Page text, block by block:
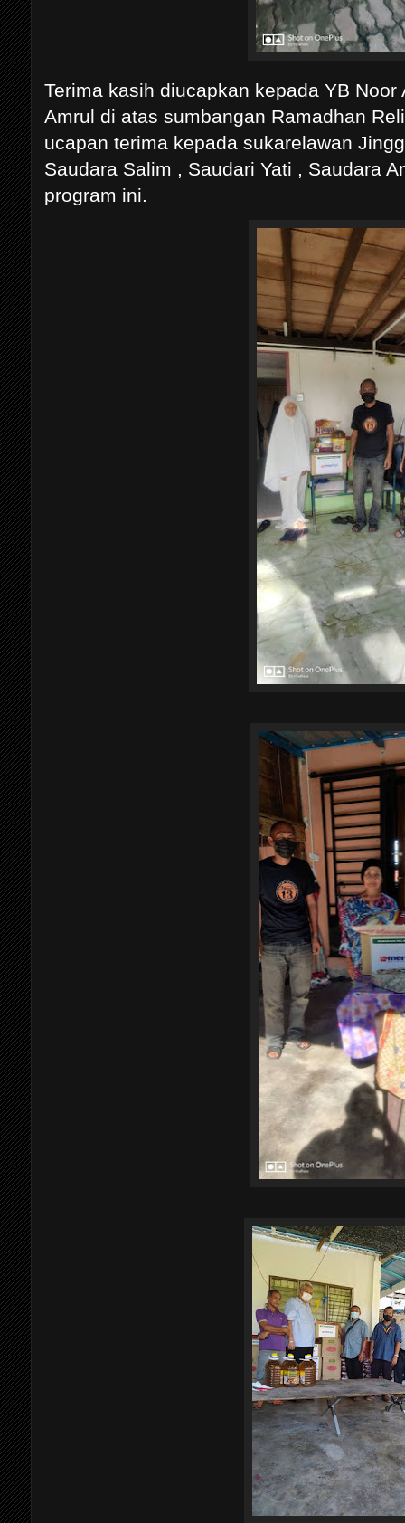
Terima kasih diucapkan kepada YB
Amrul di atas sumbangan Ramadhan
ucapan terima kepada sukarelawan
Saudara Salim , Saudari Yati , Saudara
program ini.